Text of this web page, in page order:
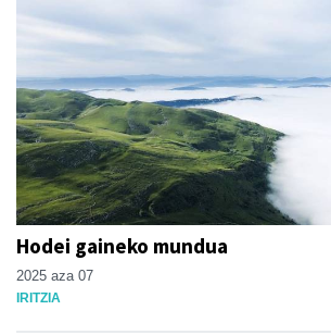
Hodei gaineko mundua
2025 aza 07
IRITZIA